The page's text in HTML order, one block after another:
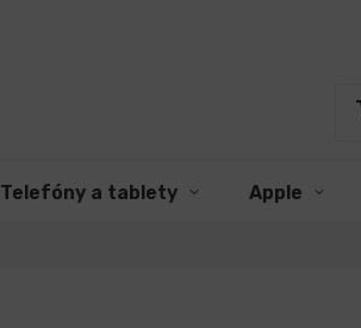
Telefóny a tablety Apple